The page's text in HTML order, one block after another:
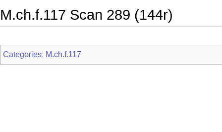
M.ch.f.117 Scan 289 (144r)
Categories: M.ch.f.117